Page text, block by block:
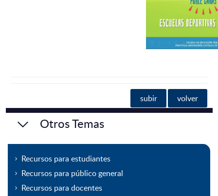
subir volver
Otros Temas
Recursos para estudiantes
Recursos para público general
Recursos para docentes